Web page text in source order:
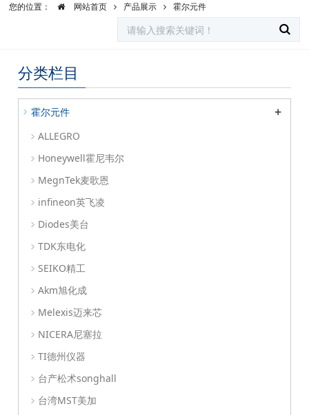
您的位置： 网站首页 产品展示 霍尔元件
分类栏目
霍尔元件 +
ALLEGRO
Honeywell霍尼韦尔
MegnTek麦歌恩
infineon英飞凌
Diodes美台
TDK东电化
SEIKO精工
Akm旭化成
Melexis迈来芯
NICERA尼塞拉
TI德州仪器
台产松术songhall
台湾MST美加